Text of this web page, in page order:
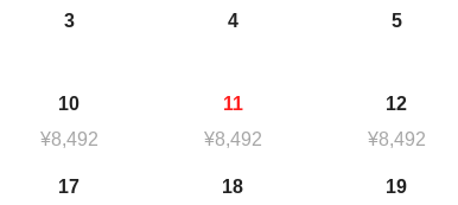
3 4 5
10
¥8,492
11
¥8,492
12
¥8,492
17
18
19